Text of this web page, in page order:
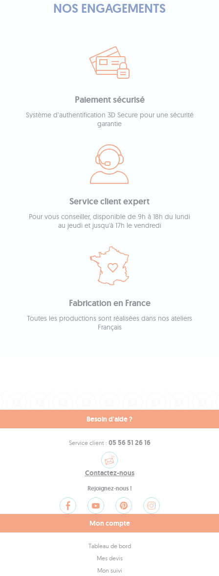
NOS ENGAGEMENTS
Paiement sécurisé
Système d’authentification 3D Secure pour une sécurité
garantie
Service client expert
Pour vous conseiller, disponible de 9h à 18h du lundi
au jeudi et jusqu'à 17h le vendredi
Fabrication en France
Toutes les productions sont réalisées dans nos ateliers
Français
Besoin d'aide ?
Service client : 05 56 51 26 16
Contactez-nous
Rejoignez-nous !
Mon compte
Tableau de bord
Mes devis
Mon suivi